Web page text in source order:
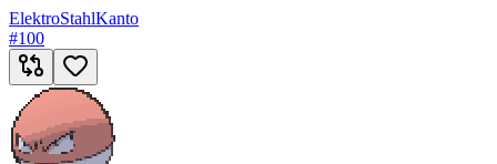
ElektroStahlKanto
#100